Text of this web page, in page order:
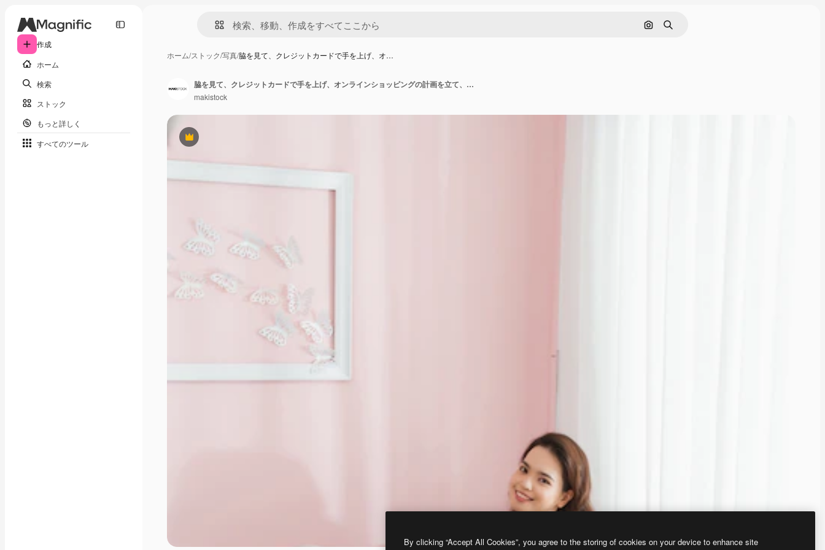
作成
ホーム
検索
ストック
もっと詳しく
すべてのツール
画像で検索
検索
ホーム/ストック/写真/脇を見て、クレジットカードで手を上げ、オ…
Premium
脇を見て、クレジットカードで手を上げ、オンラインショッピングの計画を立て、足にラップトップを持ち、心地よい表情をしている美しいポジティブな女性の肖像画。
makistock
By clicking “Accept All Cookies”, you agree to the storing of cookies on your device to enhance site